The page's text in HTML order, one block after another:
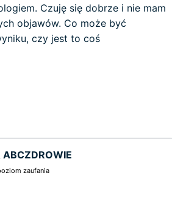
Czuję się dobrze i nie mam
objawów. Co może być
czy jest to coś
ABCZDROWIE
zaufania